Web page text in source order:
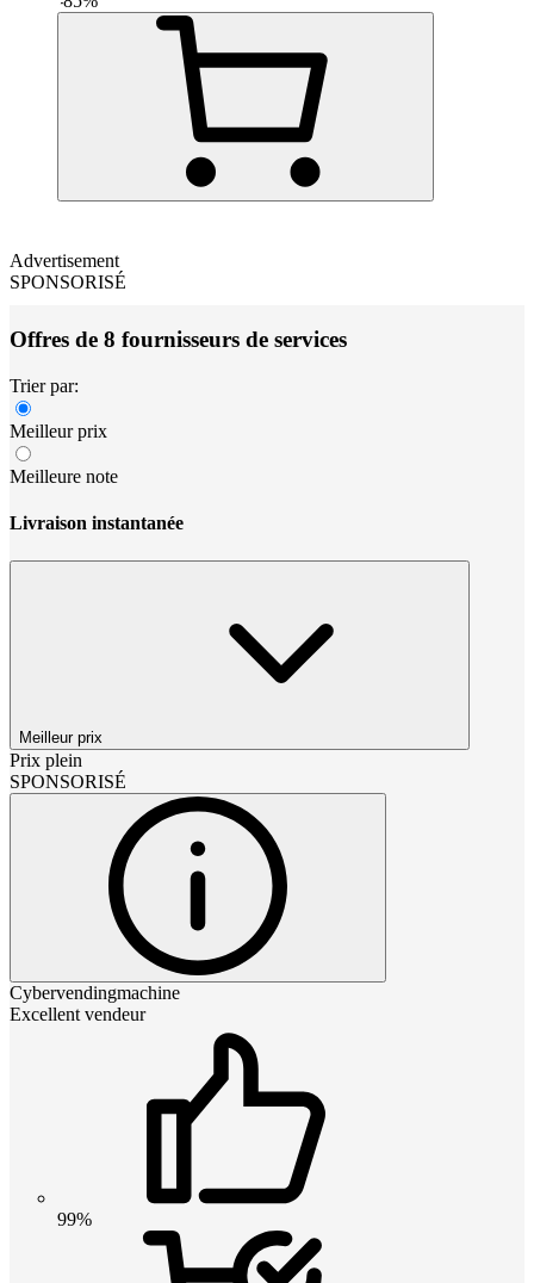
Advertisement
SPONSORISÉ
Offres de 8 fournisseurs de services
Trier par:
Meilleur prix
Meilleure note
Livraison instantanée
Meilleur prix
Prix plein
SPONSORISÉ
Cybervendingmachine
Excellent vendeur
99%